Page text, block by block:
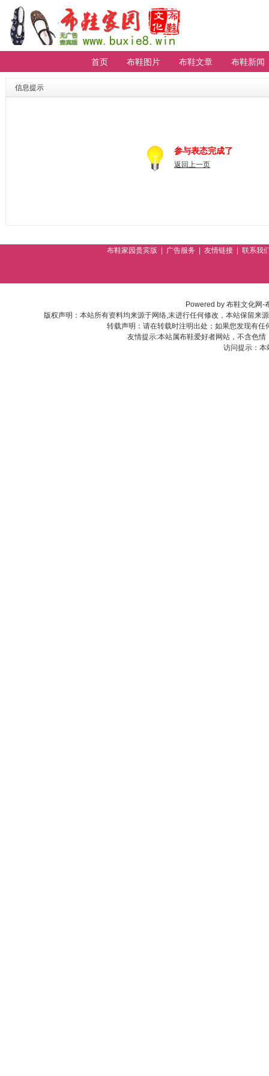
首页 布鞋图片 布鞋文章 布鞋新闻
信息提示
参与表态完成了
返回上一页
布鞋家园贵宾版 广告服务 友情链接 联系我
Powered by 布鞋文化网-
版权声明：本站所有资料均来源于网络,末进行任何修改，本站保留来
转载声明：请在转载时注明出处；如果您发现有
友情提示:本站属布鞋爱好者网站，不含色
访问提示：